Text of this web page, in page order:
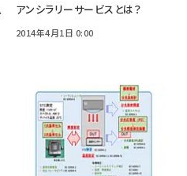
アンシラリーサービスとは？
2014年4月1日 0:00